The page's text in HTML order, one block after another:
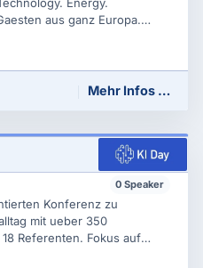
aus ganz Europa.
sind Netzausbau,
getriebene Infrastruktur.
Mehr Infos …
0 Speaker
Konferenz zu
mit ueber 350
Referenten. Fokus auf